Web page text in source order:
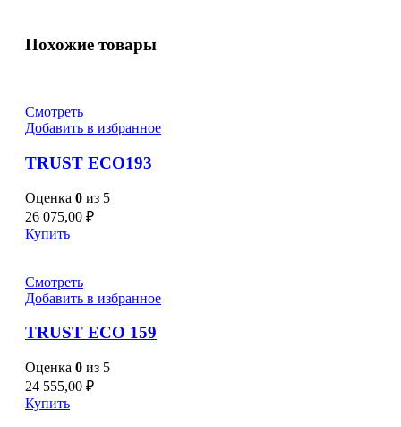
Похожие товары
Смотреть
Добавить в избранное
TRUST ECO193
Оценка 0 из 5
26 075,00 ₽
Купить
Смотреть
Добавить в избранное
TRUST ECO 159
Оценка 0 из 5
24 555,00 ₽
Купить